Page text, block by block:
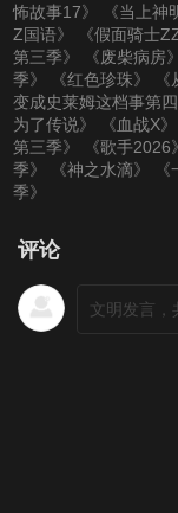
怖故事17》
《当上神
Z国语》
《假面骑士
第三季》
《废柴病房》
季》
《红色珍珠》
变成史莱姆这档事第四
为了传说》
《血战X》
第三季》
《歌手2026》
季》
《神之水滴》
季》
评论